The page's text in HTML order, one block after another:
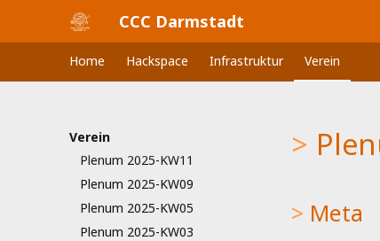
CCC Darmstadt
Home Hackspace Infrastruktur Verein
Verein
Plenum 2025-KW23
Plenum 2025-KW21
Plenum 2025-KW19
Plenum 2025-KW13
Plenum 2025-KW11
Plenum 2025-KW09
Plenum 2025-KW05
Plenum 2025-KW03
Meta